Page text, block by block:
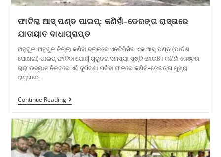
ଫାଟିଲା ଆସ୍ ପଣ୍ଡ ପାଇପ୍: କଣିହାଁ–ଡେରଙ୍ଗ ରାସ୍ତାରେ
ଯାତାୟାତ ବାଧାପ୍ରାପ୍ତ
ଅନୁଗୁଳ: ଅନୁଗୁଳ ଜିଲ୍ଲା କଣିହାଁ ବ୍ଲକରେ ଏନଟିପିସିର ଏକ ଆସ୍ ପଣ୍ଡ (ପାଉଁଶ
ପୋଖରୀ) ପାଇପ୍ ଫାଟିବା ଯୋଗୁଁ ଗୁରୁତର ସମସ୍ୟା ସୃଷ୍ଟି ହୋଇଛି। କଣିହାଁ ରେଞ୍ଜର
ଚାରା ଉଦ୍ୟାନ ନିକଟରେ ଏହି ଦୁର୍ଘଟଣା ଘଟିବା ଫଳରେ କଣିହାଁ–ଡେରଙ୍ଗ ମୁଖ୍ୟ
ରାସ୍ତାରେ…
Continue Reading